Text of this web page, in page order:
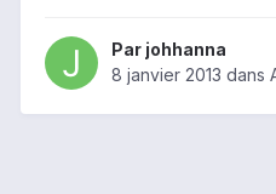
Par johhanna
8 janvier 2013 dans